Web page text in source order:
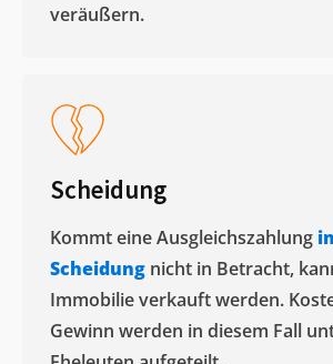
veräußern. ​
Scheidung
Kommt eine Ausgleichszahlung
Scheidung nicht in Betracht,
Immobilie verkauft werden.
Gewinn werden in diesem Fall